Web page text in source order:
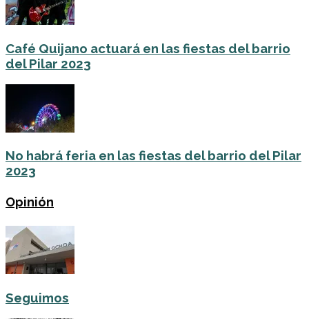
Café Quijano actuará en las fiestas del barrio
del Pilar 2023
No habrá feria en las fiestas del barrio del Pilar
2023
Opinión
Seguimos